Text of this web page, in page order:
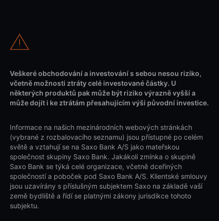
Veškeré obchodování a investování s sebou nesou riziko,
včetně možnosti ztráty celé investované částky. U
některých produktů pak může být riziko výrazně vyšší a
může dojít i ke ztrátám přesahujícím výši původní investice.
Informace na našich mezinárodních webových stránkách
(vybrané z rozbalovacího seznamu) jsou přístupné po celém
světě a vztahují se na Saxo Bank A/S jako mateřskou
společnost skupiny Saxo Bank. Jakákoli zmínka o skupině
Saxo Bank se týká celé organizace, včetně dceřiných
společností a poboček pod Saxo Bank A/S. Klientské smlouvy
jsou uzavírány s příslušným subjektem Saxo na základě vaší
země bydliště a řídí se platnými zákony jurisdikce tohoto
subjektu.